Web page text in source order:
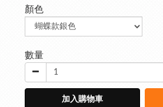
顏色
數量
加入購物車